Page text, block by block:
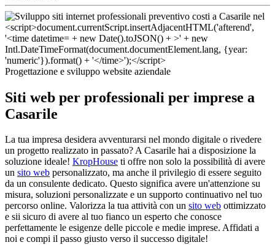
Progettazione e sviluppo website aziendale
Siti web per professionali per imprese a
Casarile
La tua impresa desidera avventurarsi nel mondo digitale o rivedere
un progetto realizzato in passato? A Casarile hai a disposizione la
soluzione ideale! KropHouse ti offre non solo la possibilità di avere
un sito web personalizzato, ma anche il privilegio di essere seguito
da un consulente dedicato. Questo significa avere un'attenzione su
misura, soluzioni personalizzate e un supporto continuativo nel tuo
percorso online. Valorizza la tua attività con un sito web ottimizzato
e sii sicuro di avere al tuo fianco un esperto che conosce
perfettamente le esigenze delle piccole e medie imprese. Affidati a
noi e compi il passo giusto verso il successo digitale!